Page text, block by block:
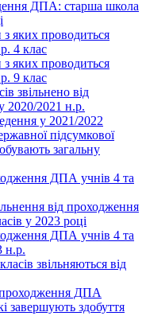
ДПА: старша школа
яких проводиться
4 клас
яких проводиться
9 клас
звільнено від
2021 н.р.
у 2021/2022
підсумкової
загальну
ДПА учнів 4 та
від проходження
у 2023 році
ДПА учнів 4 та
н.р.
звільняються від
проходження ДПА
завершують здобуття